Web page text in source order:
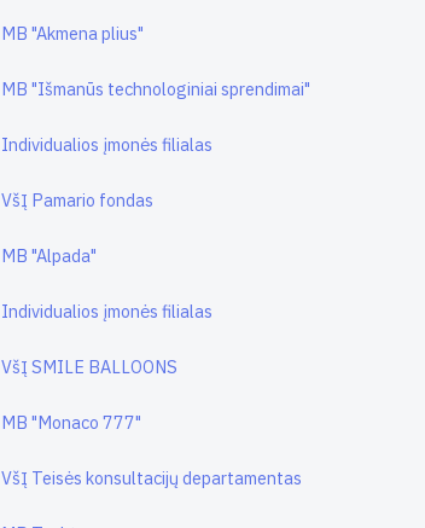
MB "Akmena plius"
MB "Išmanūs technologiniai sprendimai"
Individualios įmonės filialas
VšĮ Pamario fondas
MB "Alpada"
Individualios įmonės filialas
VšĮ SMILE BALLOONS
MB "Monaco 777"
VšĮ Teisės konsultacijų departamentas